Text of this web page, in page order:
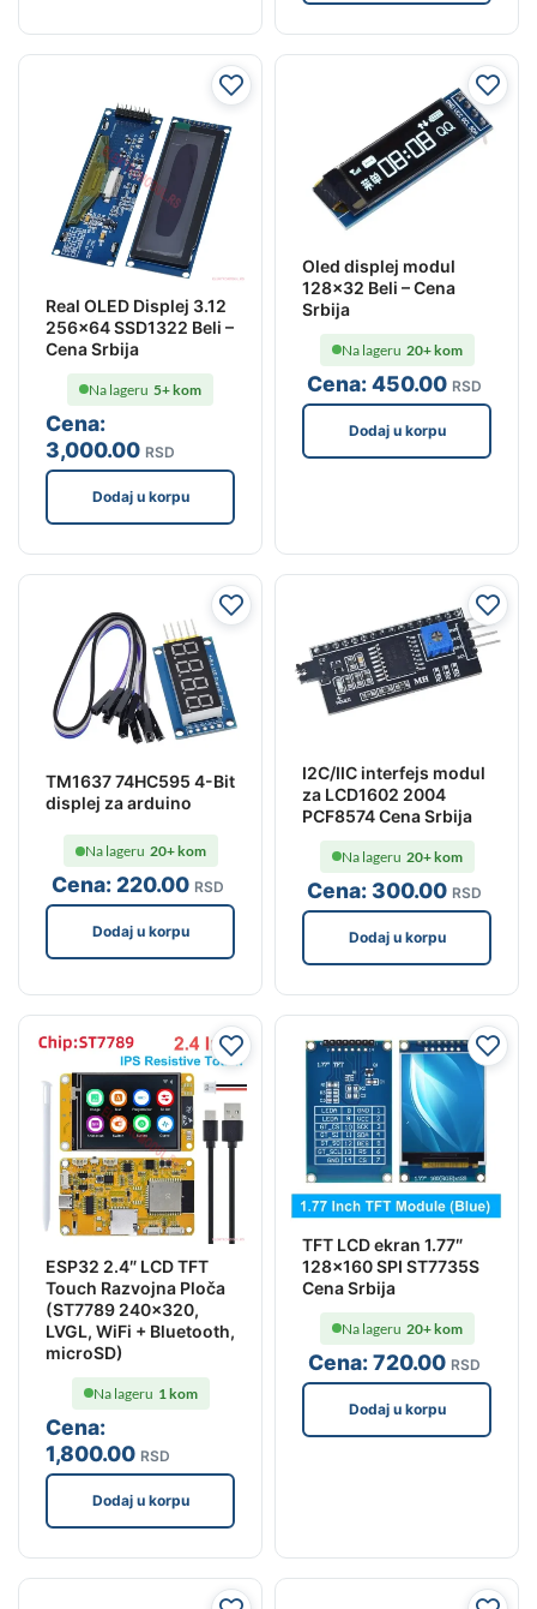
Real OLED Displej 3.12
256×64 SSD1322 Beli –
Cena Srbija
Cena:
3,000.00 RSD
Na lageru 5+ kom
Dodaj u korpu
Oled displej modul
128×32 Beli – Cena
Srbija
Cena:450.00 RSD
Na lageru 20+ kom
Dodaj u korpu
TM1637 74HC595 4-Bit
displej za arduino
Cena: 220.00 RSD
Na lageru 20+ kom
Dodaj u korpu
I2C/IIC interfejs modul
za LCD1602 2004
PCF8574 Cena Srbija
Cena:300.00 RSD
Na lageru 20+ kom
Dodaj u korpu
ESP32 2.4″ LCD TFT
Touch Razvojna Ploča
(ST7789 240×320,
LVGL, WiFi + Bluetooth,
microSD)
Cena:
1,800.00 RSD
Na lageru 1 kom
Dodaj u korpu
TFT LCD ekran 1.77″
128×160 SPI ST7735S
Cena Srbija
Cena:720.00 RSD
Na lageru 20+ kom
Dodaj u korpu